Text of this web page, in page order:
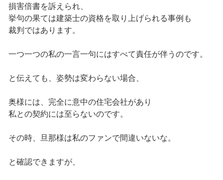
損害倍書を訴えられ、
挙句の果ては建築士の資格を取り上げられる事例も
裁判ではあります。
一つ一つの私の一言一句にはすべて責任が伴うのです。
と伝えても、姿勢は変わらない場合、
奥様には、完全に意中の住宅会社があり
私との契約には至らないのです。
その時、旦那様は私のファンで間違いないな。
と確認できますが、